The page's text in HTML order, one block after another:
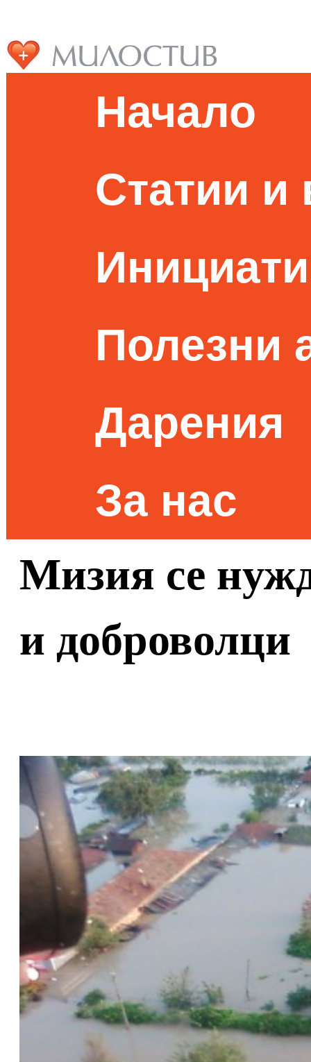
Начало
Статии и
Полезни
Дарения
За нас
Мизия се
и доброволци